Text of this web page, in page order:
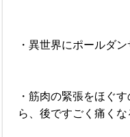
・異世界にポールダ
・筋肉の緊張をほぐ
ら、後ですごく痛くな